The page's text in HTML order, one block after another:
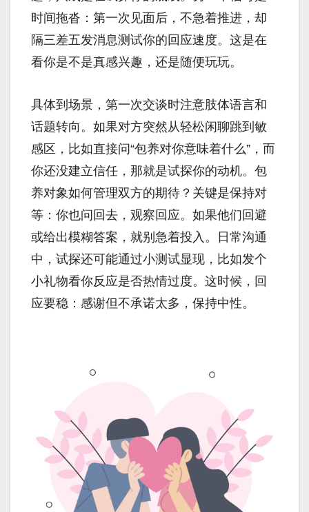
时间拖沓：第一次见面后，不急着推进，却
隔三差五发消息测试你的回应速度。这是在
看你是不是真感兴趣，还是随便玩玩。
具体到场景，第一次交谈时注意肢体语言和
话题转向。如果对方突然从轻松闲聊跳到敏
感区，比如直接问“包养对你意味着什么”，而
你还没建立信任，那就是试探你的动机。包
养对象如何管理双方的期待？关键是保持对
等：你也问回去，观察回应。如果他们回避
或给出模糊答案，就别急着投入。日常沟通
中，试探还可能通过小测试显现，比如发个
小礼物看你反应是否热情过度。这时候，回
应要稳：感谢但不承诺太多，保持中性。